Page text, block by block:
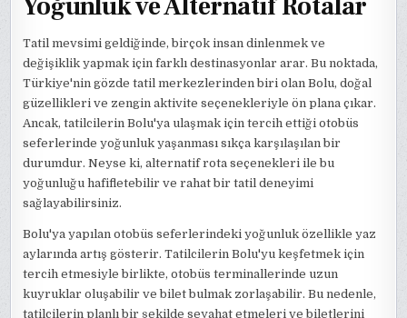
Tatil mevsimi geldiğinde, birçok insan dinlenmek ve
değişiklik yapmak için farklı destinasyonlar arar. Bu noktada,
Türkiye'nin gözde tatil merkezlerinden biri olan Bolu, doğal
güzellikleri ve zengin aktivite seçenekleriyle ön plana çıkar.
Ancak, tatilcilerin Bolu'ya ulaşmak için tercih ettiği otobüs
seferlerinde yoğunluk yaşanması sıkça karşılaşılan bir
durumdur. Neyse ki, alternatif rota seçenekleri ile bu
yoğunluğu hafifletebilir ve rahat bir tatil deneyimi
sağlayabilirsiniz.
Bolu'ya yapılan otobüs seferlerindeki yoğunluk özellikle yaz
aylarında artış gösterir. Tatilcilerin Bolu'yu keşfetmek için
tercih etmesiyle birlikte, otobüs terminallerinde uzun
kuyruklar oluşabilir ve bilet bulmak zorlaşabilir. Bu nedenle,
tatilcilerin planlı bir şekilde seyahat etmeleri ve biletlerini